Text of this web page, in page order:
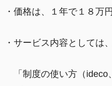
・価格は、１年で１８万
・サービス内容としては
「制度の使い方（ideco